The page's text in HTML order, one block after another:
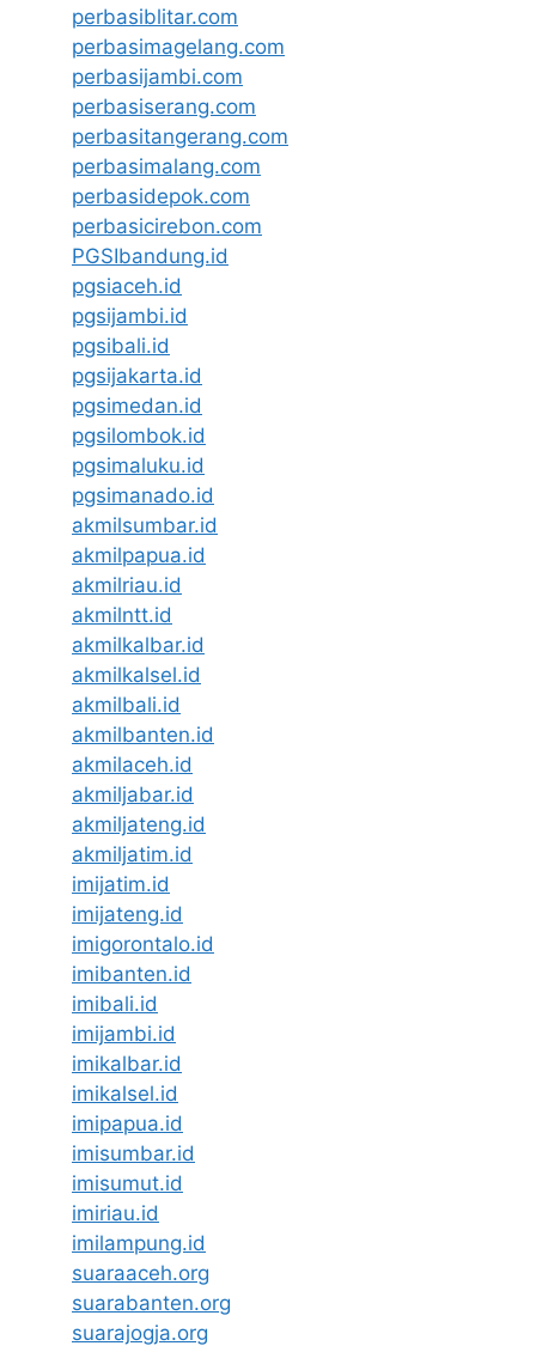
perbasiblitar.com
perbasimagelang.com
perbasijambi.com
perbasiserang.com
perbasitangerang.com
perbasimalang.com
perbasidepok.com
perbasicirebon.com
PGSIbandung.id
pgsiaceh.id
pgsijambi.id
pgsibali.id
pgsijakarta.id
pgsimedan.id
pgsilombok.id
pgsimaluku.id
pgsimanado.id
akmilsumbar.id
akmilpapua.id
akmilriau.id
akmilntt.id
akmilkalbar.id
akmilkalsel.id
akmilbali.id
akmilbanten.id
akmilaceh.id
akmiljabar.id
akmiljateng.id
akmiljatim.id
imijatim.id
imijateng.id
imigorontalo.id
imibanten.id
imibali.id
imijambi.id
imikalbar.id
imikalsel.id
imipapua.id
imisumbar.id
imisumut.id
imiriau.id
imilampung.id
suaraaceh.org
suarabanten.org
suarajogja.org